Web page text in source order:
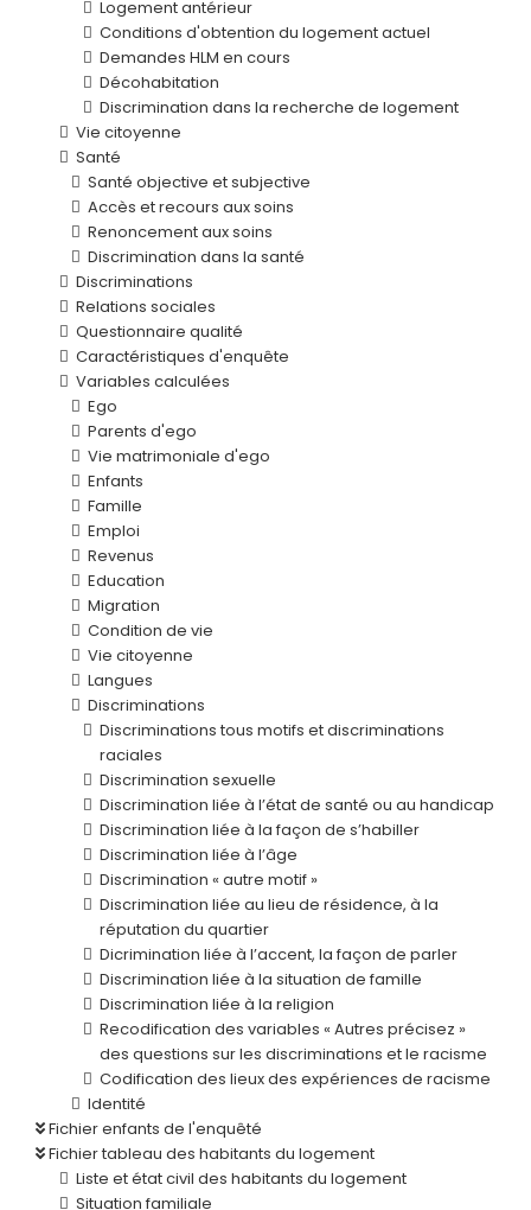
Logement antérieur
Conditions d'obtention du logement actuel
Demandes HLM en cours
Décohabitation
Discrimination dans la recherche de logement
Vie citoyenne
Santé
Santé objective et subjective
Accès et recours aux soins
Renoncement aux soins
Discrimination dans la santé
Discriminations
Relations sociales
Questionnaire qualité
Caractéristiques d'enquête
Variables calculées
Ego
Parents d'ego
Vie matrimoniale d'ego
Enfants
Famille
Emploi
Revenus
Education
Migration
Condition de vie
Vie citoyenne
Langues
Discriminations
Discriminations tous motifs et discriminations
raciales
Discrimination sexuelle
Discrimination liée à l’état de santé ou au handicap
Discrimination liée à la façon de s’habiller
Discrimination liée à l’âge
Discrimination « autre motif »
Discrimination liée au lieu de résidence, à la
réputation du quartier
Dicrimination liée à l’accent, la façon de parler
Discrimination liée à la situation de famille
Discrimination liée à la religion
Recodification des variables « Autres précisez »
des questions sur les discriminations et le racisme
Codification des lieux des expériences de racisme
Identité
Fichier enfants de l'enquêté
Fichier tableau des habitants du logement
Liste et état civil des habitants du logement
Situation familiale